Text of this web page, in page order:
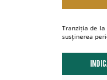
Tranziția de la
susținerea